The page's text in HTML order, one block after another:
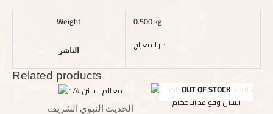
Weight
0.500 kg
الناشر
دار المعراج
Related products
الحديث النبوي الشريف
OUT OF STOCK